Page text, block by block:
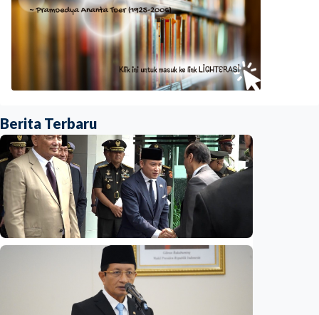
Berita Terbaru
Opini - Wacana 'reshuffle' Agustus,
wamenhan bakal diisi sipil? Pakar: Ancaman
hibrida butuh keahlian di luar militer